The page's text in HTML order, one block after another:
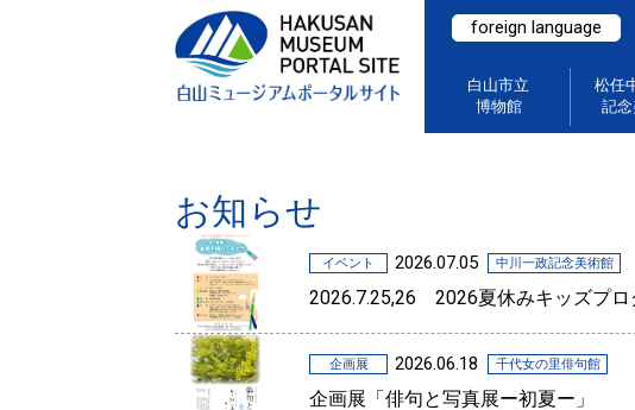
foreign language
白山市立
博物館
松任
記
お知らせ
イベント 2026.07.05 中川一政記念美術館
2026.7.25,26 2026夏休みキッズプ
企画展 2026.06.18 千代女の里俳句館
企画展「俳句と写真展ー初夏ー」